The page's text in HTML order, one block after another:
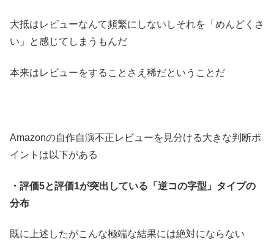
大抵はレビューなんて頻繁にしないしそれを「めんどくさ
い」と感じてしまうもんだ
本来はレビューをすることさえ稀だということだ
Amazonの自作自演不正レビューを見分ける大きな判断ポ
イントは以下がある
・評価5と評価1が突出している「逆コの字型」タイプの
分布
既に上述したがこんな極端な結果には絶対にならない